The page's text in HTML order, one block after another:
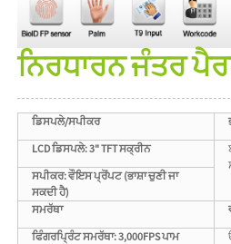
ਨਿਰਧਾਰਨ ਜੰਤਰ
ਡਿਸਪਲੇ/ਸਪੀਕਰ
LCD ਡਿਸਪਲੇ: 3" TFT ਸਕ੍ਰੀਨ
ਸਪੀਕਰ: ਵੌਇਸ ਪ੍ਰੋਂਪਟ (ਭਾਸ਼ਾ ਚੁਣੀ ਜਾ
ਸਕਦੀ ਹੈ)
ਸਮਰੱਥਾ
ਫਿੰਗਰਪ੍ਰਿੰਟ ਸਮਰੱਥਾ: 3,000FPS ਪਾਮ